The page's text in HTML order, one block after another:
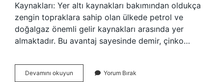
Kaynakları: Yer altı kaynakları bakımından oldukça
zengin topraklara sahip olan ülkede petrol ve
doğalgaz önemli gelir kaynakları arasında yer
almaktadır. Bu avantaj sayesinde demir, çinko…
Devamını okuyun AzerbaycanYorum Bırak